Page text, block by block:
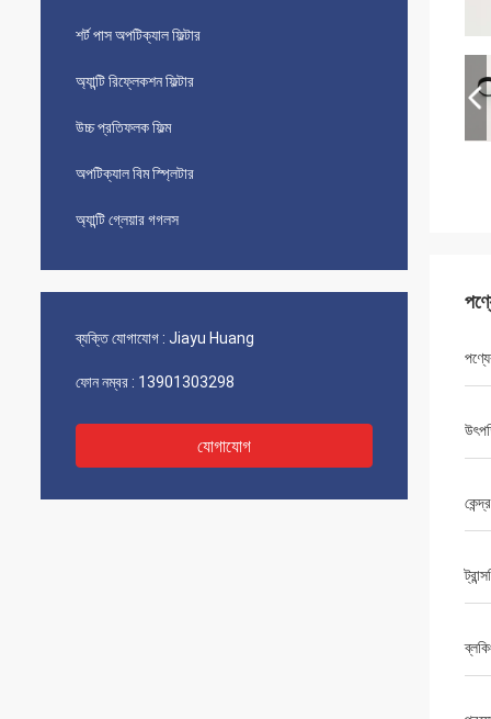
শর্ট পাস অপটিক্যাল ফিল্টার
অ্যান্টি রিফ্লেকশন ফিল্টার
উচ্চ প্রতিফলক ফিল্ম
অপটিক্যাল বিম স্প্লিটার
অ্যান্টি গ্লেয়ার গগলস
ব্যক্তি যোগাযোগ : Jiayu Huang
ফোন নম্বর : 13901303298
যোগাযোগ